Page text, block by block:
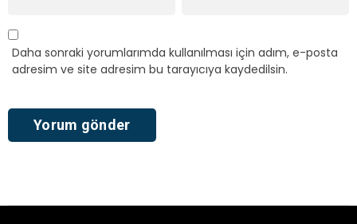
Daha sonraki yorumlarımda kullanılması için adım, e-posta
adresim ve site adresim bu tarayıcıya kaydedilsin.